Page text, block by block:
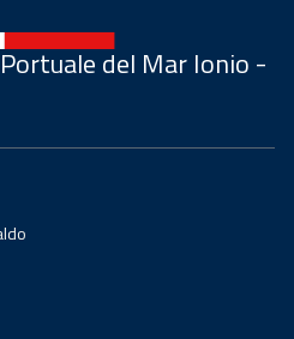
del Mar Ionio -